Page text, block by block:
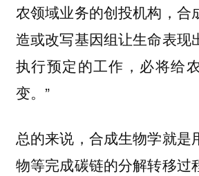
农领域业务的创投机构，合
造或改写基因组让生命表现
执行预定的工作，必将给
变。”
总的来说，合成生物学就是
物等完成碳链的分解转移过